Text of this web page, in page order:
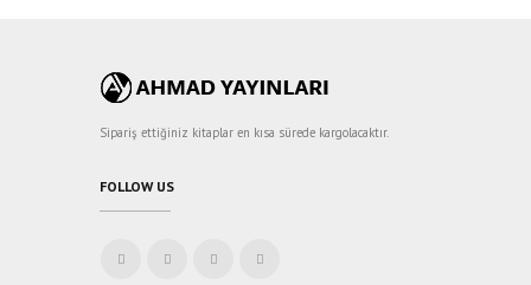
Sipariş ettiğiniz kitaplar en kısa sürede kargolacaktır.
FOLLOW US